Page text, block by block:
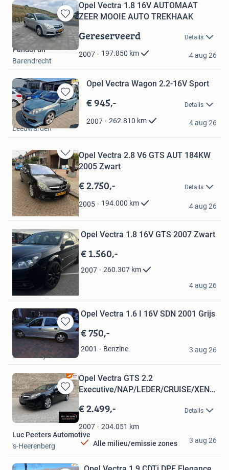
Bewaren
in
Mijn
Favorieten
Opel Vectra 1.8 16V AUTOMAAT
ZEER MOOIE AUTO TREKHAAK
Gereserveerd Details
2007 197.850 km
PandaFun
Barendrecht
4 aug 26
Bewaren
in
Mijn
Favorieten
Opel Vectra Wagon 2.2-16V Sport
€ 945,- Details
2007 262.810 km
Wurie Auto's
Leeuwarden
4 aug 26
Bewaren
in
Mijn
Favorieten
Opel Vectra 2.8 V6 GTS AUT 184KW
2005 Zwart
€ 2.750,- Details
2005 194.000 km
Arthur
Heerjansdam
4 aug 26
in
Mijn
Favorieten
Opel Vectra 1.8 16V GTS 2007 Zwart
€ 1.560,-
2007 260.307 km
seruy lyashunskiy
4 aug 26
Bewaren
in
Mijn
Favorieten
Opel Vectra 1.6 I 16V SDN 2001 Grijs
€ 750,-
2001 Benzine
manuel
Winterswijk
3 aug 26
Bewaren
in
Mijn
Favorieten
Opel Vectra GTS 2.2
Executive/NAP/LEDER/CRUISE/XENON/
€ 2.499,- Details
2007 204.051 km
Alle milieu/emissie zones
Luc Peeters Automotive
's-Heerenberg
3 aug 26